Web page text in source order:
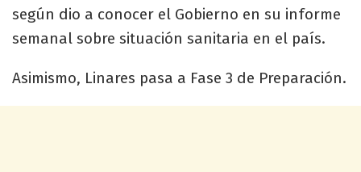
según dio a conocer el Gobierno en su informe
semanal sobre situación sanitaria en el país.
Asimismo, Linares pasa a Fase 3 de Preparación.